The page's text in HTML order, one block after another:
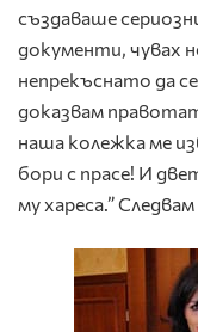
създаваше
документи, чувах
непрекъснато да
доказвам
наша колежка ме
бори с прасе! И
му хареса.”